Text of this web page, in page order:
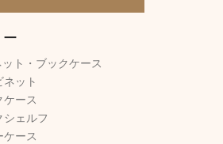
ー
ト・ブックケース
ネット
ケース
シェルフ
ケース